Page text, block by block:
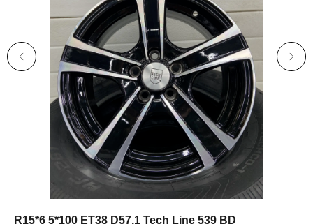
R15*6 5*100 ET38 D57,1 Tech Line 539 BD